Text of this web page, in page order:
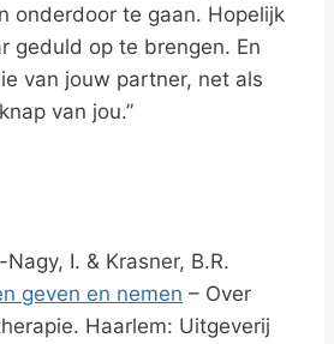
onderdoor te gaan. Hopelijk
geduld op te brengen. En
van jouw partner, net als
van jou.”
I. & Krasner, B.R.
geven en nemen – Over
Haarlem: Uitgeverij